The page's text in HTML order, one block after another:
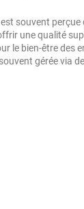
souvent
une qualité
le bien-être des
gérée via